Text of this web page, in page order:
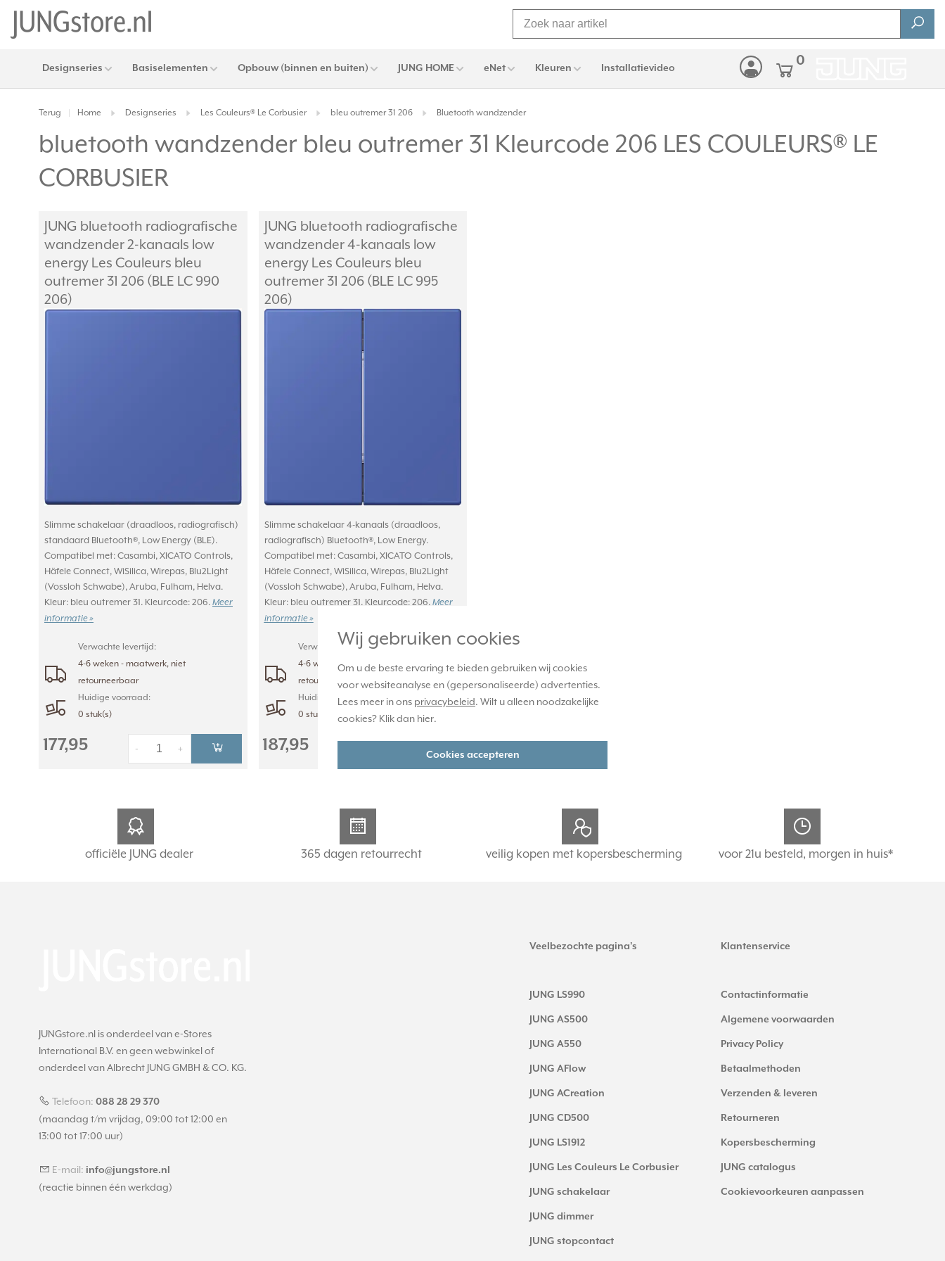
Wij gebruiken cookies
Om u de beste ervaring te bieden gebruiken wij cookies
voor websiteanalyse en (gepersonaliseerde) advertenties.
Lees meer in ons privacybeleid. Wilt u alleen noodzakelijke
cookies? Klik dan hier.
Cookies accepteren
Designseries Basiselementen Opbouw (binnen en buiten) JUNG HOME eNet Kleuren Installatievideo 0
Terug Home Designseries Les Couleurs® Le Corbusier bleu outremer 31 206 Bluetooth wandzender
bluetooth wandzender bleu outremer 31 Kleurcode 206 LES COULEURS® LE
CORBUSIER
JUNG bluetooth radiografische
wandzender 2-kanaals low
energy Les Couleurs bleu
outremer 31 206 (BLE LC 990
206)
Slimme schakelaar (draadloos, radiografisch)
standaard Bluetooth®, Low Energy (BLE).
Compatibel met: Casambi, XICATO Controls,
Häfele Connect, WiSilica, Wirepas, Blu2Light
(Vossloh Schwabe), Aruba, Fulham, Helva.
Kleur: bleu outremer 31. Kleurcode: 206. Meer
informatie »
Verwachte levertijd:
4-6 weken - maatwerk, niet
retourneerbaar
Huidige voorraad:
0 stuk(s)
177,95 +
-
JUNG bluetooth radiografische
wandzender 4-kanaals low
energy Les Couleurs bleu
outremer 31 206 (BLE LC 995
206)
Slimme schakelaar 4-kanaals (draadloos,
radiografisch) Bluetooth®, Low Energy.
Compatibel met: Casambi, XICATO Controls,
Häfele Connect, WiSilica, Wirepas, Blu2Light
(Vossloh Schwabe), Aruba, Fulham, Helva.
Kleur: bleu outremer 31. Kleurcode: 206. Meer
informatie »
Verwachte levertijd:
4-6 weken - maatwerk, niet
retourneerbaar
Huidige voorraad:
0 stuk(s)
187,95
officiële JUNG dealer 365 dagen retourrecht veilig kopen met kopersbescherming voor 21u besteld, morgen in huis*
JUNGstore.nl is onderdeel van e-Stores
International B.V. en geen webwinkel of
onderdeel van Albrecht JUNG GMBH & CO. KG.
Telefoon: 088 28 29 370
(maandag t/m vrijdag, 09:00 tot 12:00 en
13:00 tot 17:00 uur)
E-mail: info@jungstore.nl
(reactie binnen één werkdag)
Veelbezochte pagina's
JUNG LS990
JUNG AS500
JUNG A550
JUNG AFlow
JUNG ACreation
JUNG CD500
JUNG LS1912
JUNG Les Couleurs Le Corbusier
JUNG schakelaar
JUNG dimmer
JUNG stopcontact
Klantenservice
Contactinformatie
Algemene voorwaarden
Privacy Policy
Betaalmethoden
Verzenden & leveren
Retourneren
Kopersbescherming
JUNG catalogus
Cookievoorkeuren aanpassen